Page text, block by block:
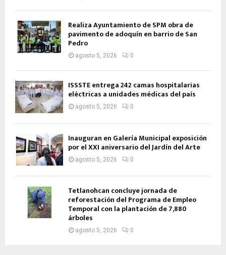
Realiza Ayuntamiento de SPM obra de
pavimento de adoquín en barrio de San
Pedro
agosto 5, 2026 0
ISSSTE entrega 242 camas hospitalarias
eléctricas a unidades médicas del país
agosto 5, 2026 0
Inauguran en Galería Municipal exposición
por el XXI aniversario del Jardín del Arte
agosto 5, 2026 0
Tetlanohcan concluye jornada de
reforestación del Programa de Empleo
Temporal con la plantación de 7,880
árboles
agosto 5, 2026 0